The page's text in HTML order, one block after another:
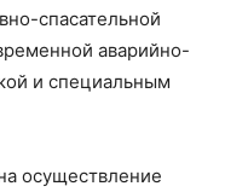
спасательной
аварийно-
и специальным
осуществление